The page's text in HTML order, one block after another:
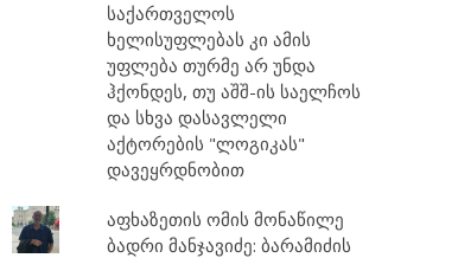
საქართველოს
ხელისუფლებას კი ამის
უფლება თურმე არ უნდა
ჰქონდეს, თუ აშშ-ის საელჩოს
და სხვა დასავლელი
აქტორების "ლოგიკას"
დავეყრდნობით
აფხაზეთის ომის მონაწილე
ბადრი მანჯავიძე: ბარამიძის